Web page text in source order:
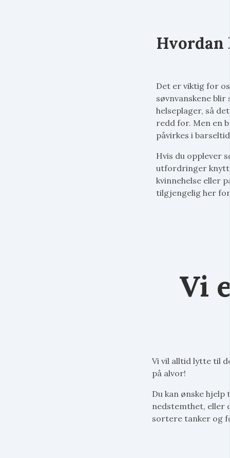
Hvordan
Det er viktig for
søvnvanskene
helseplager, så
redd for. Men en
påvirkes i
Hvis du opplever
utfordringer
kvinnehelse eller
tilgjengelig her
Vi
Vi vil alltid lytte til
på alvor!
Du kan ønske hjelp
nedstemthet, eller
sortere tanker og